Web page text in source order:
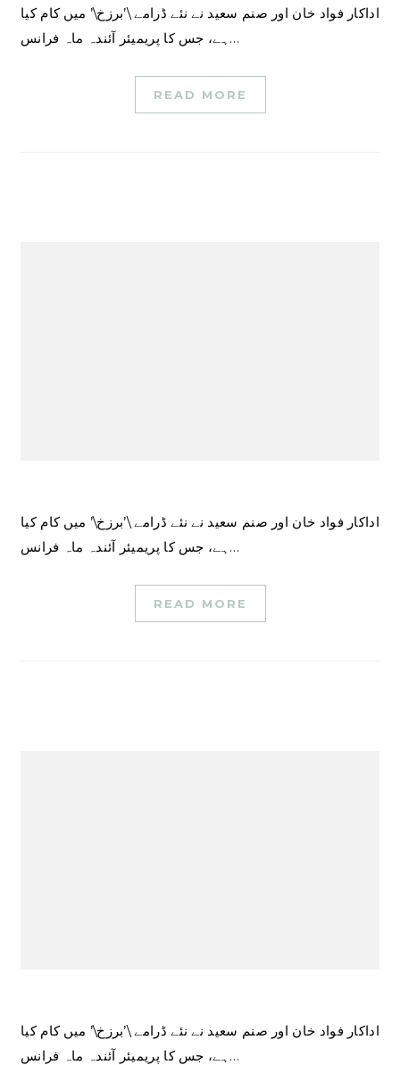
اداکار فواد خان اور صنم سعید نے نئے ڈرامے \’برزخ\’ میں کام کیا
ہے، جس کا پریمیئر آئندہ ماہ فرانس…
READ MORE
اداکار فواد خان اور صنم سعید نے نئے ڈرامے \’برزخ\’ میں کام کیا
ہے، جس کا پریمیئر آئندہ ماہ فرانس…
READ MORE
اداکار فواد خان اور صنم سعید نے نئے ڈرامے \’برزخ\’ میں کام کیا
ہے، جس کا پریمیئر آئندہ ماہ فرانس…